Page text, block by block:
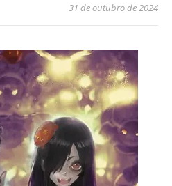
31 de outubro de 2024